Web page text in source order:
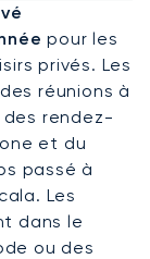
pour les
privés. Les
réunions à
rendez-
et du
passé à
Les
dans le
ou des